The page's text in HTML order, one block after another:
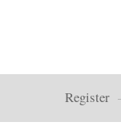
Register